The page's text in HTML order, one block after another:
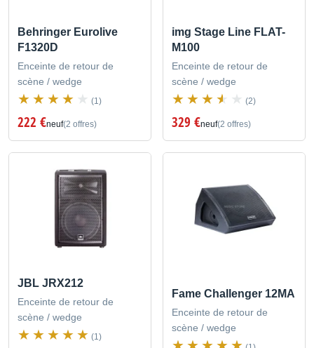
Behringer Eurolive
F1320D
Enceinte de retour de
scène / wedge
(1)
222 €neuf(2 offres)
img Stage Line FLAT-
M100
Enceinte de retour de
scène / wedge
(2)
329 €neuf(2 offres)
JBL JRX212
Enceinte de retour de
scène / wedge
(1)
Fame Challenger 12MA
Enceinte de retour de
scène / wedge